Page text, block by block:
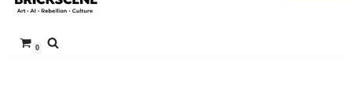
contenuto
0